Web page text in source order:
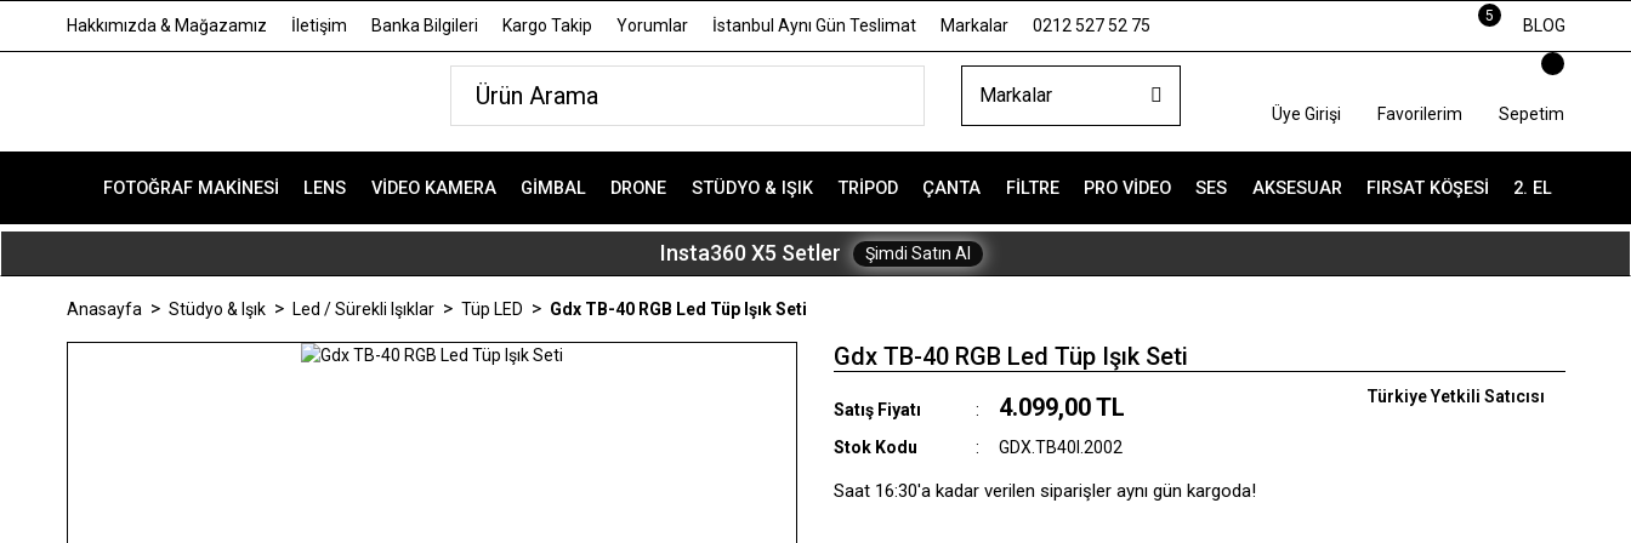
Hakkımızda & Mağazamız İletişim Banka Bilgileri Kargo Takip Yorumlar İstanbul Aynı Gün Teslimat Markalar 0212 527 52 75
5
BLOG
Markalar
Üye Girişi Favorilerim Sepetim
FOTOĞRAF MAKINESI LENS VIDEO KAMERA GIMBAL DRONE STÜDYO & IŞIK TRIPOD ÇANTA FILTRE PRO VIDEO SES AKSESUAR FIRSAT KÖŞESI 2. EL
Insta360 X5 Setler Şimdi Satın Al
Anasayfa Stüdyo & Işık Led / Sürekli Işıklar Tüp LED Gdx TB-40 RGB Led Tüp Işık Seti
Gdx TB-40 RGB Led Tüp Işık Seti
Satış Fiyatı 4.099,00 TL
Stok Kodu GDX.TB40I.2002
Türkiye Yetkili Satıcısı
Saat 16:30'a kadar verilen siparişler aynı gün kargoda!